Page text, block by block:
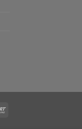
Sofort